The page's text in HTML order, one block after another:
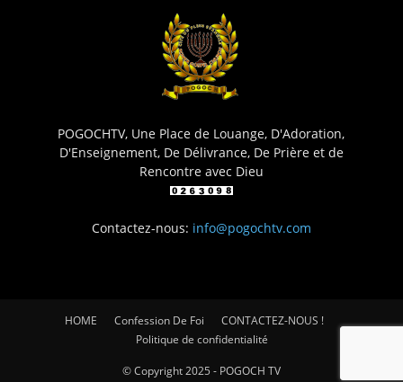
POGOCHTV, Une Place de Louange, D'Adoration,
D'Enseignement, De Délivrance, De Prière et de
Rencontre avec Dieu
Contactez-nous: info@pogochtv.com
HOME Confession De Foi
CONTACTEZ-NOUS !
Politique de confidentialité
© Copyright 2025 - POGOCH TV